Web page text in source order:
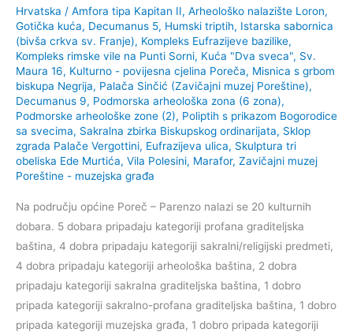
Hrvatska / Amfora tipa Kapitan II, Arheološko nalazište Loron,
Gotička kuća, Decumanus 5, Humski triptih, Istarska sabornica
(bivša crkva sv. Franje), Kompleks Eufrazijeve bazilike,
Kompleks rimske vile na Punti Sorni, Kuća "Dva sveca", Sv.
Maura 16, Kulturno - povijesna cjelina Poreča, Misnica s grbom
biskupa Negrija, Palača Sinčić (Zavičajni muzej Poreštine),
Decumanus 9, Podmorska arheološka zona (6 zona),
Podmorske arheološke zone (2), Poliptih s prikazom Bogorodice
sa svecima, Sakralna zbirka Biskupskog ordinarijata, Sklop
zgrada Palače Vergottini, Eufrazijeva ulica, Skulptura tri
obeliska Ede Murtića, Vila Polesini, Marafor, Zavičajni muzej
Poreštine - muzejska građa
Na području općine Poreč – Parenzo nalazi se 20 kulturnih
dobara. 5 dobara pripadaju kategoriji profana graditeljska
baština, 4 dobra pripadaju kategoriji sakralni/religijski predmeti,
4 dobra pripadaju kategoriji arheološka baština, 2 dobra
pripadaju kategoriji sakralna graditeljska baština, 1 dobro
pripada kategoriji sakralno-profana graditeljska baština, 1 dobro
pripada kategoriji muzejska građa, 1 dobro pripada kategoriji